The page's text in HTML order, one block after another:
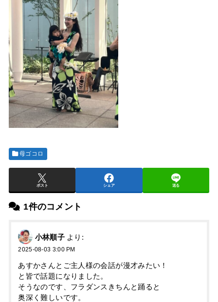
母ゴコロ
ポスト シェア 送る
1件のコメント
小林順子 より:
2025-08-03 3:00 PM
あすかさんとご主人様の会話が漫才みたい！
と皆で話題になりました。
そうなのです、フラダンスきちんと踊ると
奥深く難しいです。